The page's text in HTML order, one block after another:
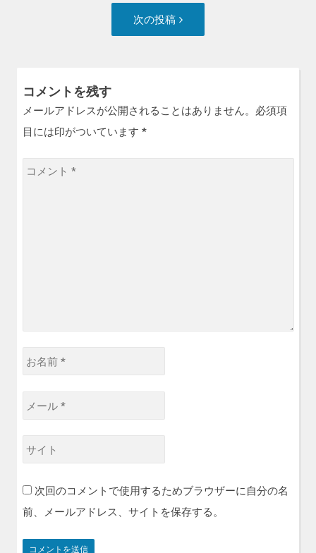
シ
ョ
ン
稿:
次の投稿
の
コメントを残す
メールアドレスが公開されることはありません。必須項
目には印がついています *
コ
お
名
*
ー
ル
*
サ
イ
ト 次回のコメントで使用するためブラウザーに自分の名
前、メールアドレス、サイトを保存する。